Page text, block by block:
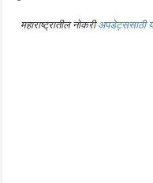
महाराष्ट्रातील नोकरीअपडेट्ससाठी